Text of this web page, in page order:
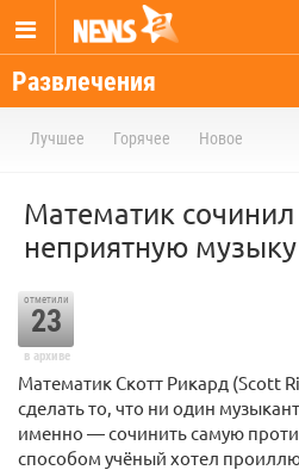
Развлечения
Лучшее Горячее Новое
Математик
неприятную
отметили
23
в архиве
Математик Скотт Рикард (Scott
сделать то, что ни один
именно — сочинить самую
способом учёный хотел